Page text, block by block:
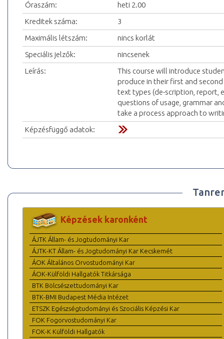
Óraszám:
heti 2.00
Kreditek száma:
3
Maximális létszám:
nincs korlát
Speciális jelzők:
nincsenek
Leírás:
This course will introduce
produce in their first and
text types (de-scription, report,
questions of usage, grammar
take a process approach to
Képzésfüggő adatok:
Képzések karonként
ÁJTK Állam- és Jogtudományi Kar
ÁJTK-KT Állam- és Jogtudományi Kar Kecskemét
ÁOK Általános Orvostudományi Kar
ÁOK-Külföldi Hallgatók Titkársága
BTK Bölcsészettudományi Kar
BTK-BMI Budapest Média Intézet
ETSZK Egészségtudományi és Szociális Képzési Kar
FOK Fogorvostudományi Kar
FOK-K Külföldi Hallgatók